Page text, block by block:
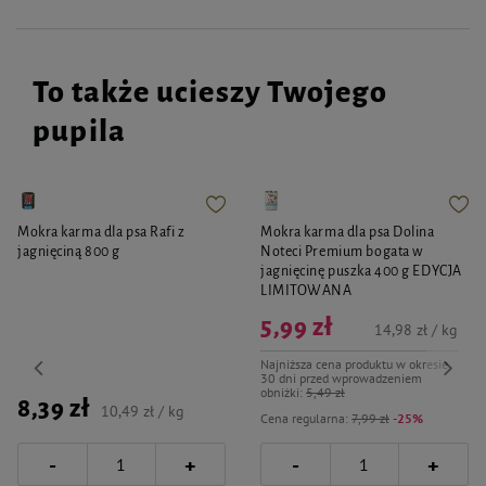
witaminowy, B5, B6. PP, składniki przeciw zapachowe
To także ucieszy Twojego
pupila
Mokra karma dla psa Rafi z
jagnięciną 800 g
8,39 zł 10,49 zł / kg
- +
Mokra karma dla psa Dolina
Noteci Premium bogata w
jagnięcinę puszka 400 g EDYCJA
LIMITOWANA
Cena regularna: 7,99 zł -25%
5,99 zł
Najniższa cena produktu w okresie
30 dni przed wprowadzeniem
obniżki: 5,49 zł
14,98 zł / kg
- +